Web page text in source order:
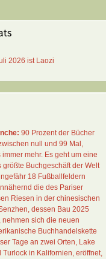
2026 ist Laozi
90 Prozent der Bücher
null und 99 Mal ,
mehr. Es geht um eine
größte Buchgeschäft der Welt
18 Fußballfeldern
die des Pariser
Riesen in der chinesischen
dessen Bau 2025
sich die neuen
Buchhandelskette
Tage an zwei Orten, Lake
Turlock in Kalifornien, eröffnet,